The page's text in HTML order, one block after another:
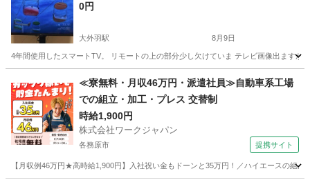
0円
大外羽駅 8月9日
4年間使用したスマートTV。 リモートの上の部分少し欠けていま テレビ画像出ます
大外羽駅 テレビ
≪寮無料・月収46万円・派遣社員≫自動車系工場
での組立・加工・プレス 交替制
時給1,900円
株式会社ワークジャパン
各務原市 提携サイト
【月収例46万円★高時給1,900円】入社祝い金もドーンと35万円！／ハイエースの組